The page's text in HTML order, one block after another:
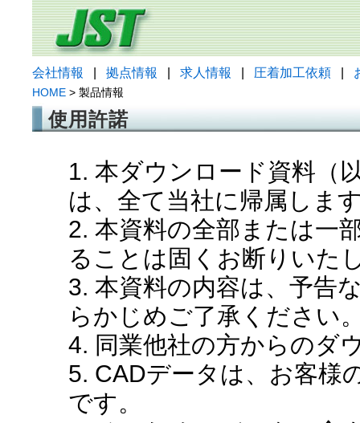
会社情報 拠点情報 求人情報 圧着加工依頼
HOME > 製品情報
使用許諾
1. 本ダウンロード資料（
は、全て当社に帰属しま
2. 本資料の全部または一
ることは固くお断りいた
3. 本資料の内容は、予告
らかじめご了承ください
4. 同業他社の方からのダ
5. CADデータは、お客様
です。